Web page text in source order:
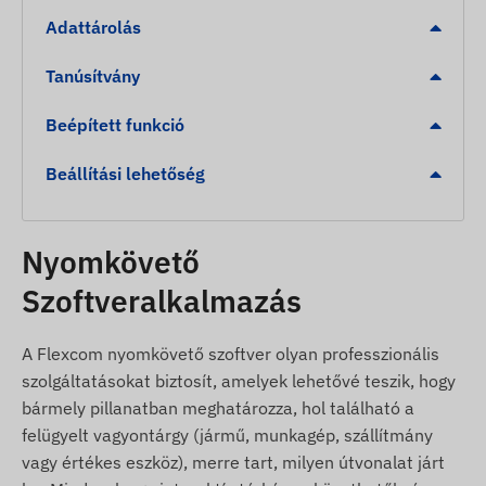
funkció sötét környezetben.
Riasztások
SOS gomb megnyomása.
Biztonsági zóna (Geofence) elhagyása vagy az
A csomag tartalma
nyomkövető és powerbank zseblámpával
USB töltőkábel
Használati útmutató
Adattárolás
Tanúsítvány
Beépített funkció
Beállítási lehetőség
Nyomkövető
Szoftveralkalmazás
A Flexcom nyomkövető szoftver olyan professzionális
szolgáltatásokat biztosít, amelyek lehetővé teszik, hogy
bármely pillanatban meghatározza, hol található a
felügyelt vagyontárgy (jármű, munkagép, szállítmány
vagy értékes eszköz), merre tart, milyen útvonalat járt